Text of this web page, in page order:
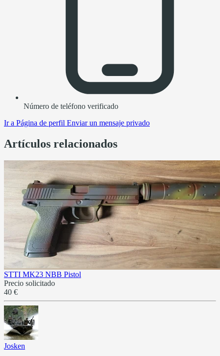
Número de teléfono verificado
Ir a Página de perfil Enviar un mensaje privado
Artículos relacionados
STTI MK23 NBB Pistol
Precio solicitado
40 €
Josken